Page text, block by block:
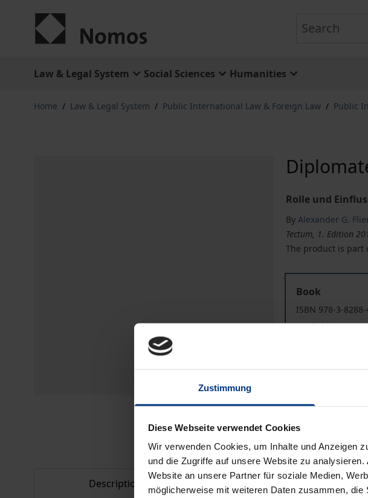
Zustimmung
Diese Webseite verwendet Cookies
Wir verwenden Cookies, um Inhalte und Anzeigen
und die Zugriffe auf unsere Website zu
Website an unsere Partner für soziale Medien,
möglicherweise mit weiteren Daten zusammen,
Law & Legal System Social Sciences Humanities
Home / Law & Legal System / Public International Law & Foreign Law / Public
Rolle und
By Alexander G.
Tectum, 1. Edition
The product is part
Book
ISBN 978-3-
Available
Add to Cart
Delivery cost notice
Description Bibliographical data